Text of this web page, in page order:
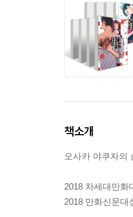
책소개
오사카 야쿠자의
2018 차세대만화
2018 만화신문대